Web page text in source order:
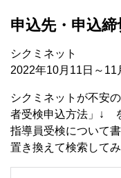
申込先・申込締
シクミネット
2022年10月11日～11
シクミネットが不安
者受検申込方法」↓
指導員受検について
置き換えて検索してみ